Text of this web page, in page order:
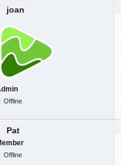
joan
Offline
Pat
Offline